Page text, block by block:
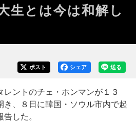
生とは今は和解し
送る
シェア
ポスト
ントのチェ・ホンマンが１３
き、８日に韓国・ソウル市内で起
した。